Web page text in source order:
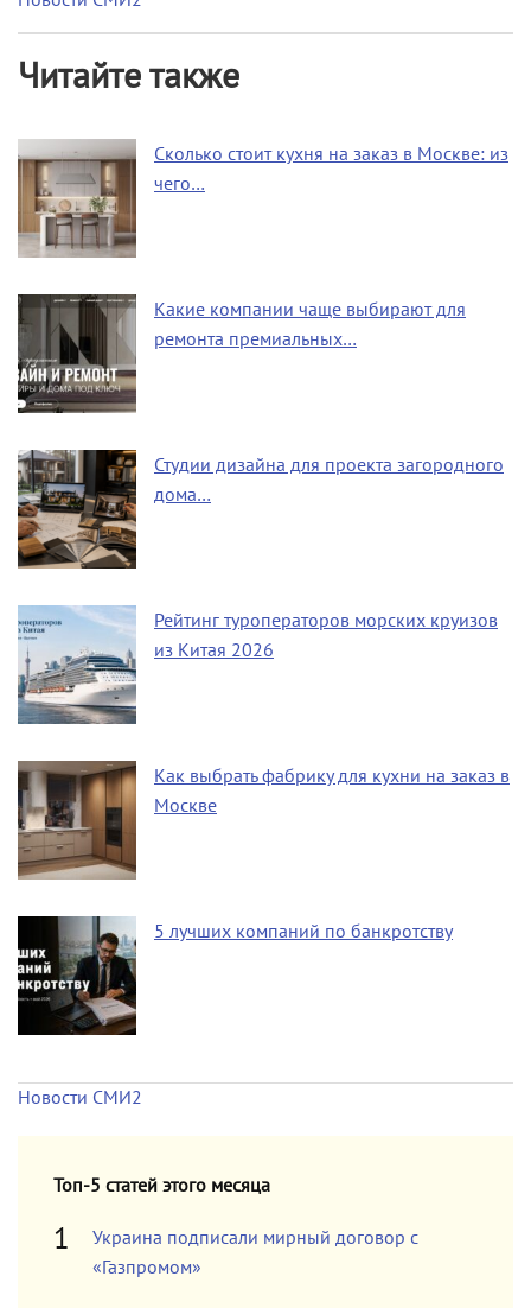
Читайте также
Сколько стоит кухня на заказ в Москве: из
чего…
Какие компании чаще выбирают для
ремонта премиальных…
Студии дизайна для проекта загородного
дома…
Рейтинг туроператоров морских круизов
из Китая 2026
Как выбрать фабрику для кухни на заказ в
Москве
5 лучших компаний по банкротству
Новости СМИ2
Топ-5 статей этого месяца
Украина подписали мирный договор с
«Газпромом»